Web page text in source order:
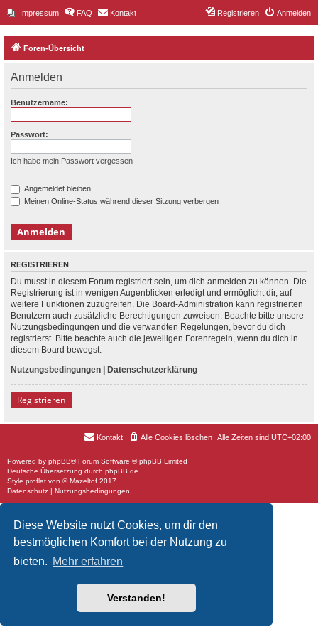
Diese Website nutzt Cookies, um dir den
bestmöglichen Komfort bei der Nutzung zu
bieten. Mehr erfahren
Verstanden!
Impressum FAQ Kontakt Anmelden
Registrieren
Foren-Übersicht
Anmelden
Benutzername:
Passwort:
Ich habe mein Passwort vergessen
Angemeldet bleiben
Meinen Online-Status während dieser Sitzung verbergen
REGISTRIEREN
Du musst in diesem Forum registriert sein, um dich anmelden zu können. Die
Registrierung ist in wenigen Augenblicken erledigt und ermöglicht dir, auf
weitere Funktionen zuzugreifen. Die Board-Administration kann registrierten
Benutzern auch zusätzliche Berechtigungen zuweisen. Beachte bitte unsere
Nutzungsbedingungen und die verwandten Regelungen, bevor du dich
registrierst. Bitte beachte auch die jeweiligen Forenregeln, wenn du dich in
diesem Board bewegst.
Nutzungsbedingungen | Datenschutzerklärung
Registrieren
Alle Zeiten sind UTC+02:00
Alle Cookies löschen
Kontakt
Powered by phpBB® Forum Software © phpBB Limited
Deutsche Übersetzung durch phpBB.de
Style proflat von ©Mazeltof 2017
Datenschutz | Nutzungsbedingungen